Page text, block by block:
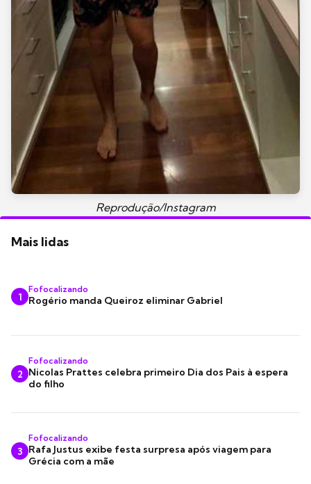
Reprodução/Instagram
Mais lidas
1
Fofocalizando
Rogério manda Queiroz eliminar Gabriel
2
Fofocalizando
Nicolas Prattes celebra primeiro Dia dos Pais à espera
do filho
3
Fofocalizando
Rafa Justus exibe festa surpresa após viagem para
Grécia com a mãe